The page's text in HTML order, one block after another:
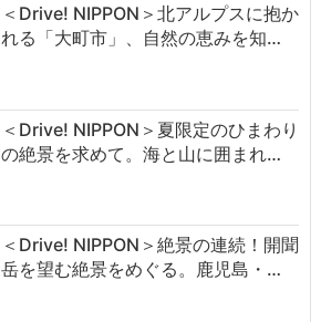
＜Drive! NIPPON＞北アルプスに抱か
れる「大町市」、自然の恵みを知…
＜Drive! NIPPON＞夏限定のひまわり
の絶景を求めて。海と山に囲まれ…
＜Drive! NIPPON＞絶景の連続！開聞
岳を望む絶景をめぐる。鹿児島・…